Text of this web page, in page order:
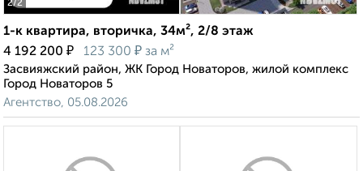
2/2
1-к квартира, вторичка, 34м², 2/8 этаж
4 192 200 ₽ 123 300 ₽ за м²
Засвияжский район, ЖК Город Новаторов, жилой комплекс
Город Новаторов 5
Агентство, 05.08.2026